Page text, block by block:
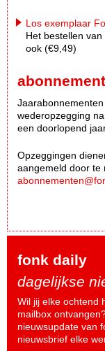
Los exemplaar
Het bestellen
ook (€9,49)
wederopzegging
een doorlopend
Opzeggingen
aangemeld door te
fonk daily
dagelijkse
Wil jij elke ochtend
mailbox
nieuwsupdate van
nieuwsbrief elke